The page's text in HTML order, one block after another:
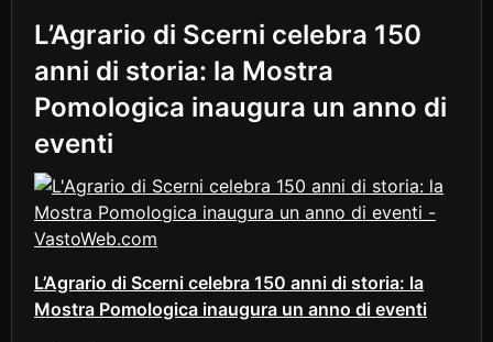
L’Agrario di Scerni celebra 150
anni di storia: la Mostra
Pomologica inaugura un anno di
eventi
L’Agrario di Scerni celebra 150 anni di storia: la
Mostra Pomologica inaugura un anno di eventi